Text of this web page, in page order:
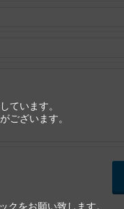
ています。
ございます。
クをお願い致します。